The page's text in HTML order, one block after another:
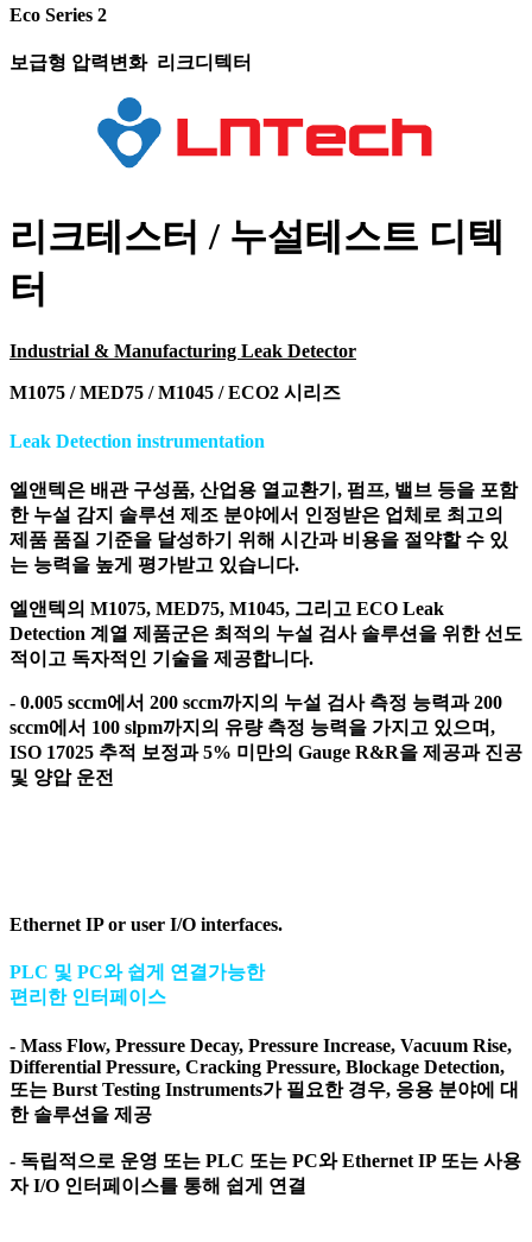
Eco Series 2
보급형 압력변화 리크디텍터
리크테스터 / 누설테스트 디텍
터
Industrial & Manufacturing Leak Detector
M1075 / MED75 / M1045 / ECO2 시리즈
Leak Detection instrumentation
엘앤텍은 배관 구성품, 산업용 열교환기, 펌프, 밸브 등을 포함
한 누설 감지 솔루션 제조 분야에서 인정받은 업체로 최고의
제품 품질 기준을 달성하기 위해 시간과 비용을 절약할 수 있
는 능력을 높게 평가받고 있습니다.
엘앤텍의 M1075, MED75, M1045, 그리고 ECO Leak
Detection 계열 제품군은 최적의 누설 검사 솔루션을 위한 선도
적이고 독자적인 기술을 제공합니다.
- 0.005 sccm에서 200 sccm까지의 누설 검사 측정 능력과 200
sccm에서 100 slpm까지의 유량 측정 능력을 가지고 있으며,
ISO 17025 추적 보정과 5% 미만의 Gauge R&R을 제공과 진공
및 양압 운전
Ethernet IP or user I/O interfaces.
PLC 및 PC와 쉽게 연결가능한
편리한 인터페이스
- Mass Flow, Pressure Decay, Pressure Increase, Vacuum Rise,
Differential Pressure, Cracking Pressure, Blockage Detection,
또는 Burst Testing Instruments가 필요한 경우, 응용 분야에 대
한 솔루션을 제공
- 독립적으로 운영 또는 PLC 또는 PC와 Ethernet IP 또는 사용
자 I/O 인터페이스를 통해 쉽게 연결